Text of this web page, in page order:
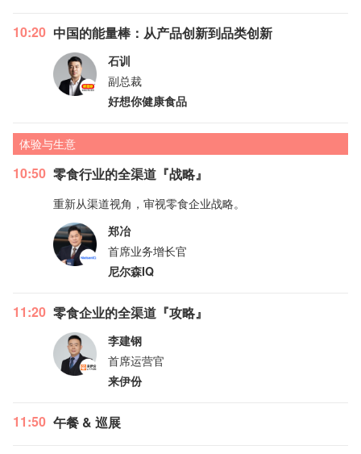
10:20 中国的能量棒：从产品创新到品类创新
石训
副总裁
好想你健康食品
体验与生意
10:50 零食行业的全渠道『战略』
重新从渠道视角，审视零食企业战略。
郑冶
首席业务增长官
尼尔森IQ
11:20 零食企业的全渠道『攻略』
李建钢
首席运营官
来伊份
11:50 午餐 & 巡展